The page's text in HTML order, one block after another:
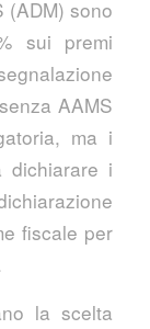
(ADM) sono
sui premi
AAMS
ma i
dichiarare i
fiscale per
la scelta